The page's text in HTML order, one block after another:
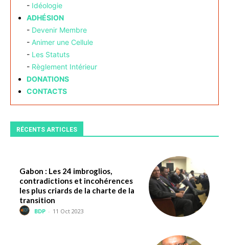
- Idéologie
ADHÉSION
- Devenir Membre
- Animer une Cellule
- Les Statuts
- Règlement Intérieur
DONATIONS
CONTACTS
RÉCENTS ARTICLES
Gabon : Les 24 imbroglios,
contradictions et incohérences
les plus criards de la charte de la
transition
BDP - 11 Oct 2023